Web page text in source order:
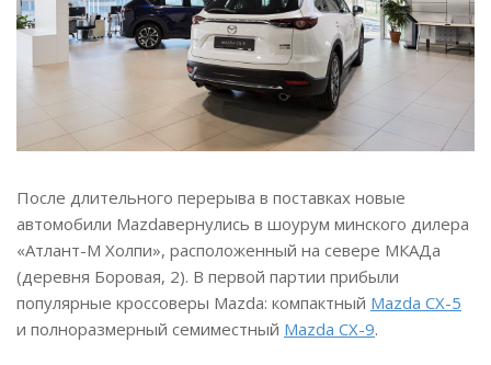
После длительного перерыва в поставках новые
автомобили Mazdaвернулись в шоурум минского дилера
«Атлант-М Холпи», расположенный на севере МКАДа
(деревня Боровая, 2). В первой партии прибыли
популярные кроссоверы Mazda: компактный Mazda CX-5
и полноразмерный семиместный Mazda CX-9.